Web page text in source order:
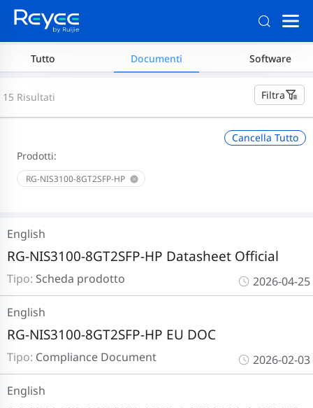
Tutto Documenti Software
Filtra
15 Risultati
Prodotti:
RG-NIS3100-8GT2SFP-HP
Cancella Tutto
Tipo: Scheda prodotto
RG-NIS3100-8GT2SFP-HP Datasheet Official
English
2026-04-25
Tipo: Compliance Document
RG-NIS3100-8GT2SFP-HP EU DOC
English
2026-02-03
English